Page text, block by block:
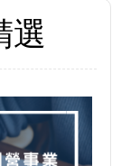
選